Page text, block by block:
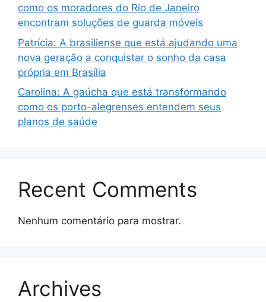
como os moradores do Rio de Janeiro
encontram soluções de guarda móveis
Patrícia: A brasiliense que está ajudando uma
nova geração a conquistar o sonho da casa
própria em Brasília
Carolina: A gaúcha que está transformando
como os porto-alegrenses entendem seus
planos de saúde
Recent Comments
Nenhum comentário para mostrar.
Archives